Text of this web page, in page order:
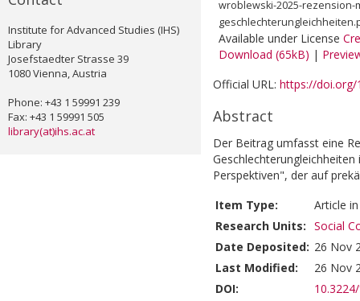
Institute for Advanced Studies (IHS)
Library
Josefstaedter Strasse 39
1080 Vienna, Austria
Phone: +43 1 59991 239
Fax: +43 1 59991 505
library(at)ihs.ac.at
wroblewski-2025-
Available under License
Download (65kB) |
Official URL: https://doi.org/
Abstract
Der Beitrag umfasst eine
Perspektiven", der auf
Item Type:
Article
Research Units: Social
Date Deposited: 26 Nov
Last Modified:
26 Nov
DOI: